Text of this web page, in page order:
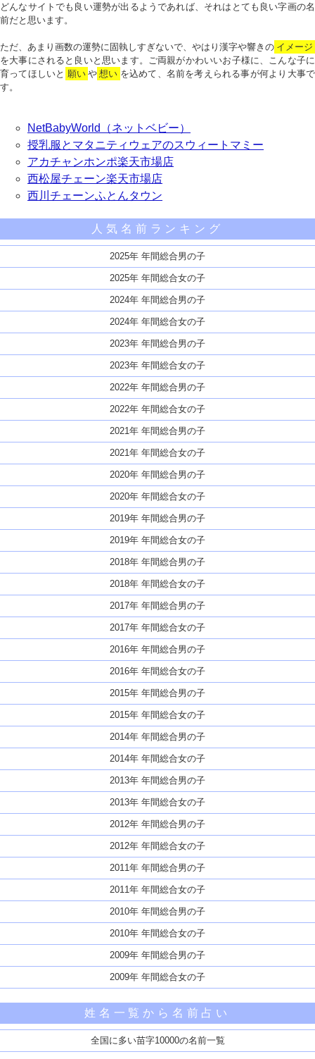
どんなサイトでも良い運勢が出るようであれば、それはとても良い字画の名
前だと思います。
ただ、あまり画数の運勢に固執しすぎないで、やはり漢字や響きの イメージ
を大事にされると良いと思います。ご両親がかわいいお子様に、こんな子に
育ってほしいと 願い や 想い を込めて、名前を考えられる事が何より大事で
す。
NetBabyWorld（ネットベビー）
授乳服とマタニティウェアのスウィートマミー
アカチャンホンポ楽天市場店
西松屋チェーン楽天市場店
西川チェーンふとんタウン
人気名前ランキング
2025年 年間総合男の子
2025年 年間総合女の子
2024年 年間総合男の子
2024年 年間総合女の子
2023年 年間総合男の子
2023年 年間総合女の子
2022年 年間総合男の子
2022年 年間総合女の子
2021年 年間総合男の子
2021年 年間総合女の子
2020年 年間総合男の子
2020年 年間総合女の子
2019年 年間総合男の子
2019年 年間総合女の子
2018年 年間総合男の子
2018年 年間総合女の子
2017年 年間総合男の子
2017年 年間総合女の子
2016年 年間総合男の子
2016年 年間総合女の子
2015年 年間総合男の子
2015年 年間総合女の子
2014年 年間総合男の子
2014年 年間総合女の子
2013年 年間総合男の子
2013年 年間総合女の子
2012年 年間総合男の子
2012年 年間総合女の子
2011年 年間総合男の子
2011年 年間総合女の子
2010年 年間総合男の子
2010年 年間総合女の子
2009年 年間総合男の子
2009年 年間総合女の子
姓名一覧から名前占い
全国に多い苗字10000の名前一覧